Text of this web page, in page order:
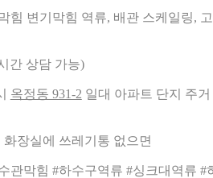
힘 변기막힘 역류, 배관 스케일링,
간 상담 가능)
옥정동 931-2 일대 아파트 단지 주거
장실에 쓰레기통 없으면
관막힘 #하수구역류 #싱크대역류 #